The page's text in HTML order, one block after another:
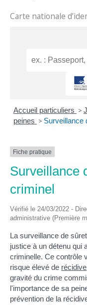
Carte nationale
Accueil particuliers >
peines > Surveillance
Fiche pratique
Surveillance
criminel
Vérifié le 24/03/2022 -
administrative (Première
La surveillance de
justice à un détenu qui
criminelle. Ce contrôle
risque élevé de récidive
gravité du crime
l'importance de sa
prévention de la